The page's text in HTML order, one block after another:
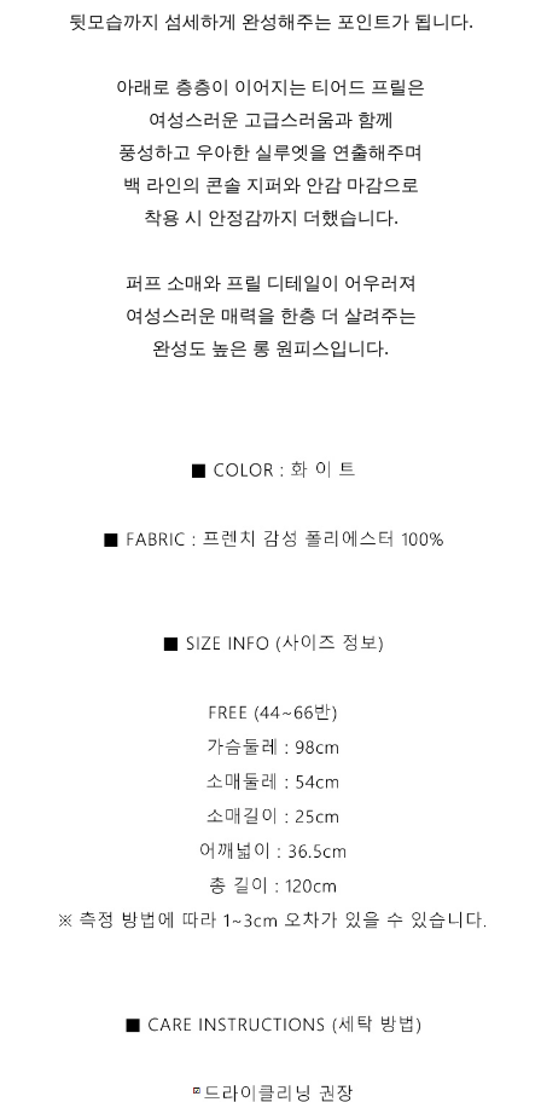
뒷모습까지 섬세하게 완성해주는 포인트가 됩니다.
아래로 층층이 이어지는 티어드 프릴은
여성스러운 고급스러움과 함께
풍성하고 우아한 실루엣을 연출해주며
백 라인의 콘솔 지퍼와 안감 마감으로
착용 시 안정감까지 더했습니다.
퍼프 소매와 프릴 디테일이 어우러져
여성스러운 매력을 한층 더 살려주는